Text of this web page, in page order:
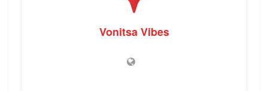
Vonitsa Vibes